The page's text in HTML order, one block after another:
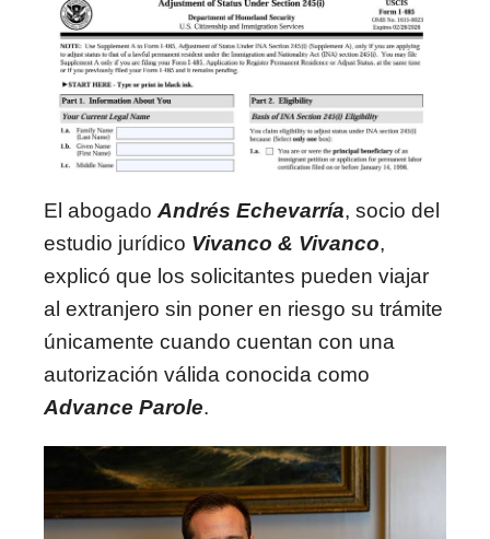
El abogado Andrés Echevarría, socio del
estudio jurídico Vivanco & Vivanco,
explicó que los solicitantes pueden viajar
al extranjero sin poner en riesgo su trámite
únicamente cuando cuentan con una
autorización válida conocida como
Advance Parole.